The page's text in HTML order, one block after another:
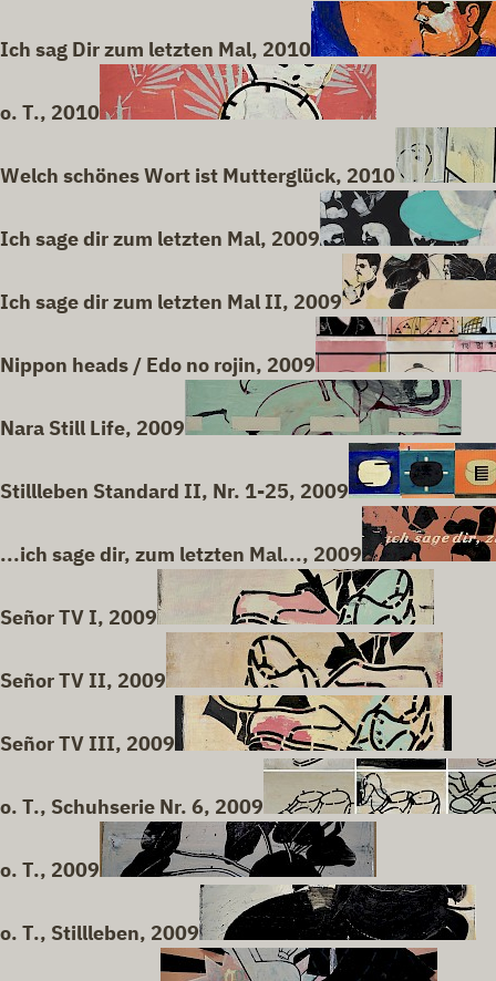
Ich sag Dir zum letzten Mal, 2010
o. T., 2010
Welch schönes Wort ist Mutterglück, 2010
Ich sage dir zum letzten Mal, 2009
Ich sage dir zum letzten Mal II, 2009
Nippon heads / Edo no rojin, 2009
Nara Still Life, 2009
Stillleben Standard II, Nr. 1-25, 2009
...ich sage dir, zum letzten Mal..., 2009
Señor TV I, 2009
Señor TV II, 2009
Señor TV III, 2009
o. T., Schuhserie Nr. 6, 2009
o. T., 2009
o. T., Stillleben, 2009